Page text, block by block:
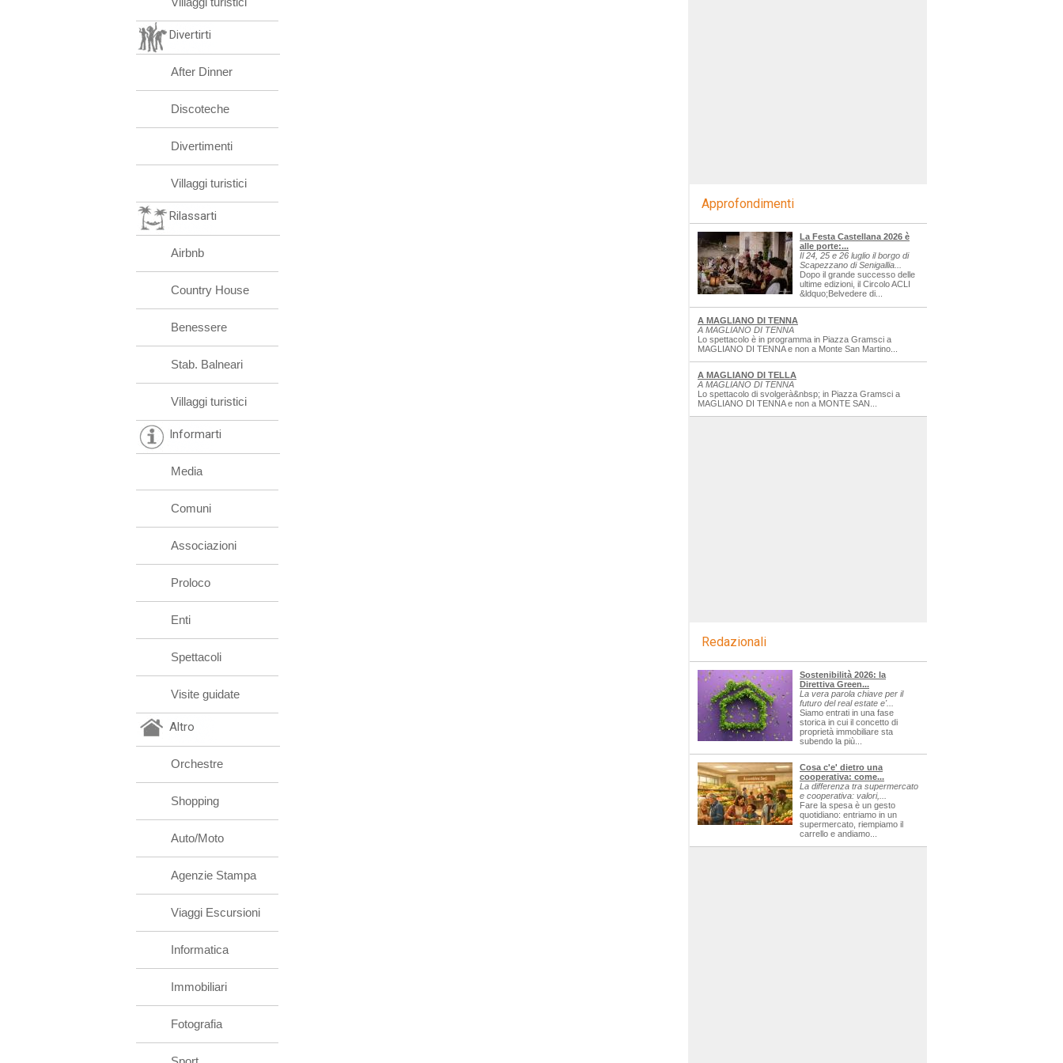
Divertirti
After Dinner
Discoteche
Divertimenti
Villaggi turistici
Rilassarti
Airbnb
Country House
Benessere
Stab. Balneari
Villaggi turistici
Informarti
Media
Comuni
Associazioni
Proloco
Enti
Spettacoli
Visite guidate
Altro
Orchestre
Shopping
Auto/Moto
Agenzie Stampa
Viaggi Escursioni
Informatica
Immobiliari
Fotografia
Approfondimenti
La Festa Castellana 2026 è
alle porte:...
Il 24, 25 e 26 luglio il borgo di
Scapezzano di Senigallia...
Dopo il grande successo delle
ultime edizioni, il Circolo ACLI
&ldquo;Belvedere di...
A MAGLIANO DI TENNA
A MAGLIANO DI TENNA
Lo spettacolo è in programma in Piazza Gramsci a
MAGLIANO DI TENNA e non a Monte San Martino...
A MAGLIANO DI TELLA
A MAGLIANO DI TENNA
Lo spettacolo di svolgerà&nbsp; in Piazza Gramsci a
MAGLIANO DI TENNA e non a MONTE SAN...
Redazionali
Sostenibilità 2026: la
Direttiva Green...
La vera parola chiave per il
futuro del real estate e'...
Siamo entrati in una fase
storica in cui il concetto di
proprietà immobiliare sta
subendo la più...
Cosa c'e' dietro una
cooperativa: come...
La differenza tra supermercato
e cooperativa: valori,...
Fare la spesa è un gesto
quotidiano: entriamo in un
supermercato, riempiamo il
carrello e andiamo...